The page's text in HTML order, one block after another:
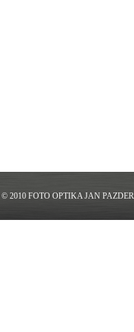
© 2010 FOTO OPTIKA JAN